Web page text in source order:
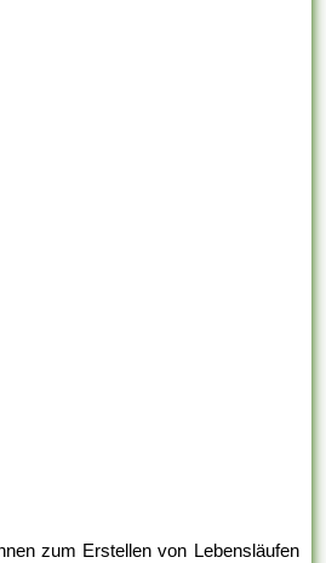
zum Erstellen von Lebensläufen